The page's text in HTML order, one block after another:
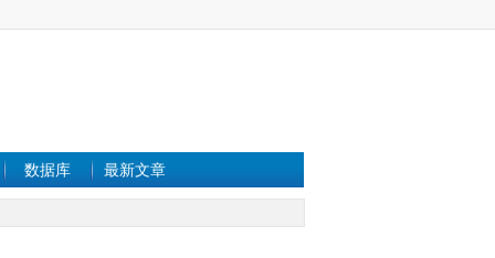
数据库 最新文章